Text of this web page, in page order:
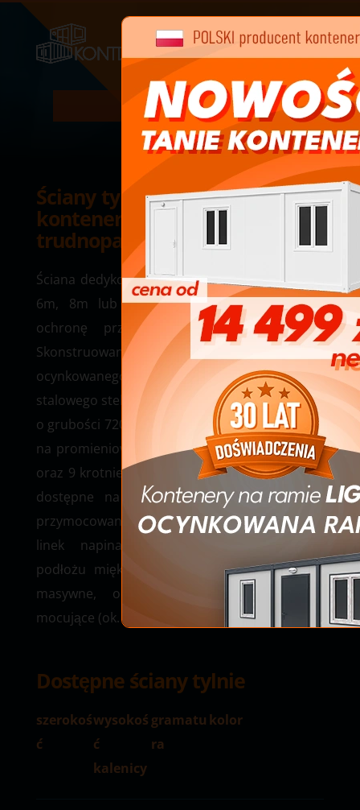
Ściany tylne
Ściany tylnie do zadaszenia dla
kontenerów 6m lub 8m –
trudnopalna
Ściana dedykowana do zadaszeń o wymiarach
6m, 8m lub 10m. Oferuje ona dodatkową
ochronę przed wiatrem i złą pogodą.
Skonstruowana jest z wytrzymałego w pełni
ocynkowanego, chronionego antykorozyjnie,
stalowego stelażu oraz odlewanej plandeki PVC
o grubości 720 g/m². Materiał PVC jest odporny
na promieniowanie UV, w 100% wodoodporny
oraz 9 krotnie wytrzymalszy na rozerwanie niż
dostępne na rynku PVC. Ściana tylna jest
przymocowana jest do konstrukcji za pomocą
linek napinających. Do zakotwiczenia w
podłożu miękkim, do zestawu dołączone są
masywne, ocynkowane stalowe gwoździe
mocujące (ok. 100 cm długości).
Dostępne ściany tylnie
szerokoś
ć
wysokoś
ć
kalenicy
gramatu
ra
kolor